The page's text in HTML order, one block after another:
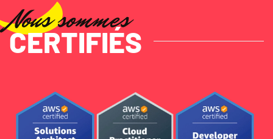
Nous sommes
CERTIFIÉS